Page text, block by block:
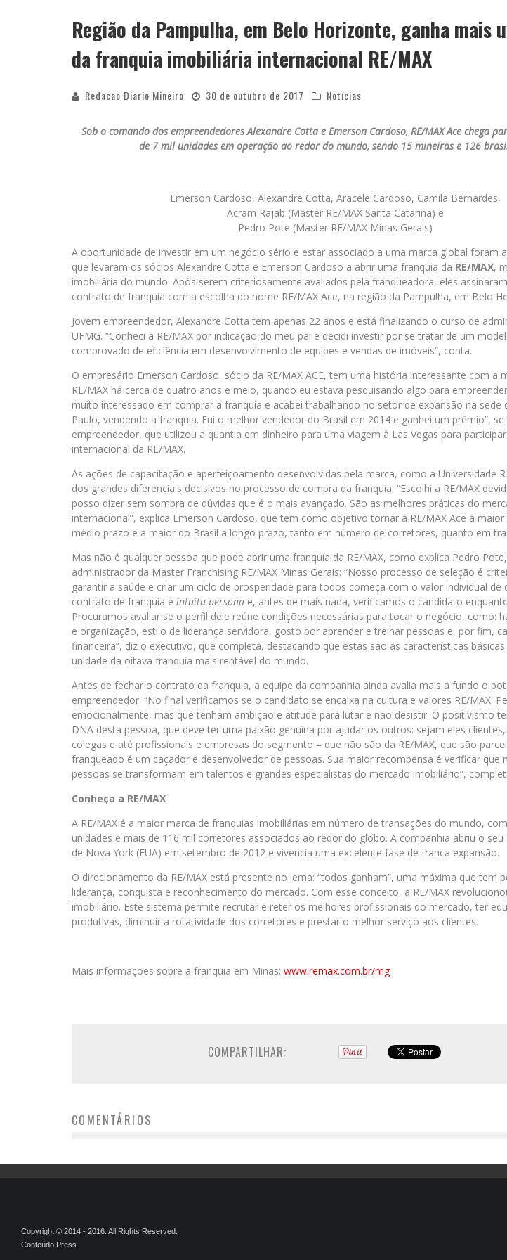
APÓS SAIR DA KONDZILLA, DJ DANNY ALBUQUERQUE INICIA NOVA FASE
Região da Pampulha, em Belo Horizonte, ganha mais
da franquia imobiliária internacional RE/MAX
Redacao Diario Mineiro 30 de outubro de 2017 Notícias
Sob o comando dos empreendedores Alexandre Cotta e Emerson Cardoso, RE/MAX Ace chega
de 7 mil unidades em operação ao redor do mundo, sendo 15 mineiras e 126
Emerson Cardoso, Alexandre Cotta, Aracele Cardoso, Camila Bernardes,
Acram Rajab (Master RE/MAX Santa Catarina) e
Pedro Pote (Master RE/MAX Minas Gerais)
A oportunidade de investir em um negócio sério e estar associado a uma marca global foram
que levaram os sócios Alexandre Cotta e Emerson Cardoso a abrir uma franquia da RE/MAX,
imobiliária do mundo. Após serem criteriosamente avaliados pela franqueadora, eles
contrato de franquia com a escolha do nome RE/MAX Ace, na região da Pampulha, em Belo
Jovem empreendedor, Alexandre Cotta tem apenas 22 anos e está finalizando o curso de
UFMG. “Conheci a RE/MAX por indicação do meu pai e decidi investir por se tratar de um
comprovado de eficiência em desenvolvimento de equipes e vendas de imóveis”, conta.
O empresário Emerson Cardoso, sócio da RE/MAX ACE, tem uma história interessante com a
RE/MAX há cerca de quatro anos e meio, quando eu estava pesquisando algo para
muito interessado em comprar a franquia e acabei trabalhando no setor de expansão na sede
Paulo, vendendo a franquia. Fui o melhor vendedor do Brasil em 2014 e ganhei um prêmio”,
empreendedor, que utilizou a quantia em dinheiro para uma viagem à Las Vegas para
internacional da RE/MAX.
As ações de capacitação e aperfeiçoamento desenvolvidas pela marca, como a Universidade
dos grandes diferenciais decisivos no processo de compra da franquia. “Escolhi a RE/MAX
posso dizer sem sombra de dúvidas que é o mais avançado. São as melhores práticas do
internacional”, explica Emerson Cardoso, que tem como objetivo tornar a RE/MAX Ace a maior
médio prazo e a maior do Brasil a longo prazo, tanto em número de corretores, quanto em
Mas não é qualquer pessoa que pode abrir uma franquia da RE/MAX, como explica Pedro
administrador da Master Franchising RE/MAX Minas Gerais: “Nosso processo de seleção é
garantir a saúde e criar um ciclo de prosperidade para todos começa com o valor individual de
contrato de franquia é intuitu persona e, antes de mais nada, verificamos o candidato
Procuramos avaliar se o perfil dele reúne condições necessárias para tocar o negócio, como:
e organização, estilo de liderança servidora, gosto por aprender e treinar pessoas e, por fim,
financeira”, diz o executivo, que completa, destacando que estas são as características
unidade da oitava franquia mais rentável do mundo.
Antes de fechar o contrato da franquia, a equipe da companhia ainda avalia mais a fundo o
empreendedor. “No final verificamos se o candidato se encaixa na cultura e valores RE/MAX.
emocionalmente, mas que tenham ambição e atitude para lutar e não desistir. O positivismo
DNA desta pessoa, que deve ter uma paixão genuína por ajudar os outros: sejam eles
colegas e até profissionais e empresas do segmento – que não são da RE/MAX, que são
franqueado é um caçador e desenvolvedor de pessoas. Sua maior recompensa é verificar que
pessoas se transformam em talentos e grandes especialistas do mercado imobiliário”,
Conheça a RE/MAX
A RE/MAX é a maior marca de franquias imobiliárias em número de transações do mundo,
unidades e mais de 116 mil corretores associados ao redor do globo. A companhia abriu o seu
de Nova York (EUA) em setembro de 2012 e vivencia uma excelente fase de franca expansão.
O direcionamento da RE/MAX está presente no lema: “todos ganham”, uma máxima que tem
liderança, conquista e reconhecimento do mercado. Com esse conceito, a RE/MAX
imobiliário. Este sistema permite recrutar e reter os melhores profissionais do mercado, ter
produtivas, diminuir a rotatividade dos corretores e prestar o melhor serviço aos clientes.
Mais informações sobre a franquia em Minas: www.remax.com.br/mg
COMPARTILHAR:
COMENTÁRIOS
Copyright © 2014 - 2016. All Rights Reserved.
Conteúdo Press